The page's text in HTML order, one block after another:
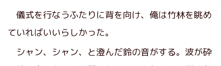
儀式を行なうふたりに背を向け、俺は竹林を眺め
ていればいいらしかった。
シャン、シャン、と澄んだ鈴の音がする。波が砕